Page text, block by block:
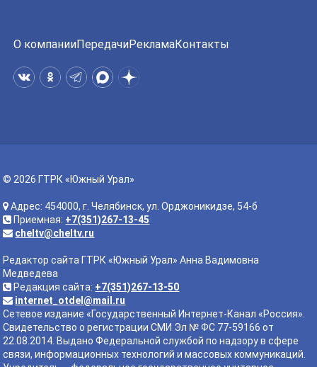
О компанииПередачиРекламаКонтакты
© 2026 ГТРК «Южный Урал»
Адрес: 454000, г. Челябинск, ул. Орджоникидзе, 54-б
Приемная: +7(351)267-13-45
cheltv@cheltv.ru
Редактор сайта ГТРК «Южный Урал» Анна Вадимовна
Медведева
Редакция сайта: +7(351)267-13-50
internet_otdel@mail.ru
Сетевое издание «Государственный Интернет-Канал «Россия».
Свидетельство о регистрации СМИ Эл № ФС 77-59166 от
22.08.2014. Выдано Федеральной службой по надзору в сфере
связи, информационных технологий и массовых коммуникаций.